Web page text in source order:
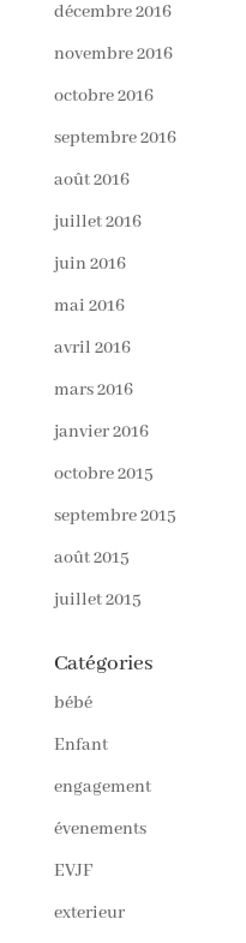
décembre 2016
novembre 2016
octobre 2016
septembre 2016
août 2016
juillet 2016
juin 2016
mai 2016
avril 2016
mars 2016
janvier 2016
octobre 2015
septembre 2015
août 2015
juillet 2015
Catégories
bébé
Enfant
engagement
évenements
EVJF
exterieur